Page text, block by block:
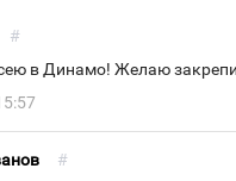
#
в Динамо! Желаю
#